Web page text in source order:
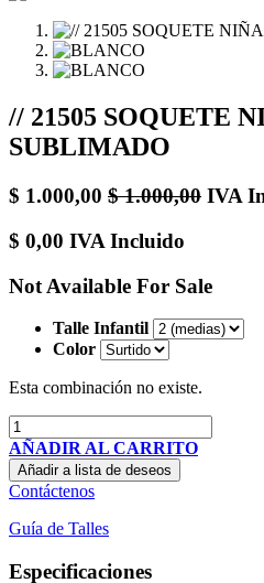
// 21505 SOQUETE
SUBLIMADO
$ 1.000,00 $1.000,00 IVA
$ 0,00 IVA Incluido
Not Available For Sale
Talle Infantil
Color
Esta combinación no existe.
AÑADIR AL CARRITO
Añadir a lista de deseos
Contáctenos
Guía de Talles
Especificaciones